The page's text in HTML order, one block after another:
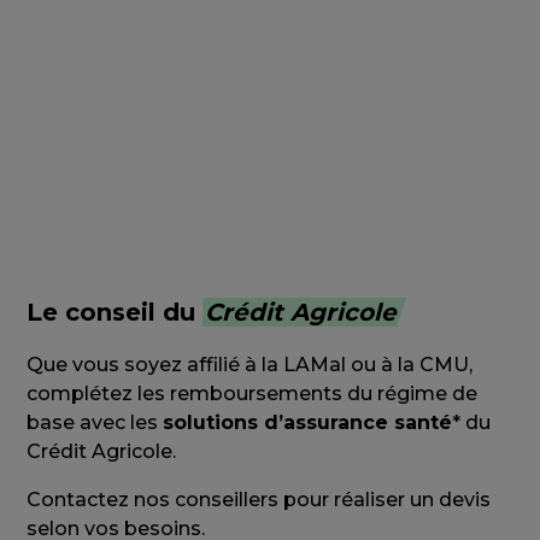
Le conseil du Crédit Agricole
Que vous soyez affilié à la LAMal ou à la CMU,
complétez les remboursements du régime de
base avec les solutions d’assurance santé* du
Crédit Agricole.
Contactez nos conseillers pour réaliser un devis
selon vos besoins.